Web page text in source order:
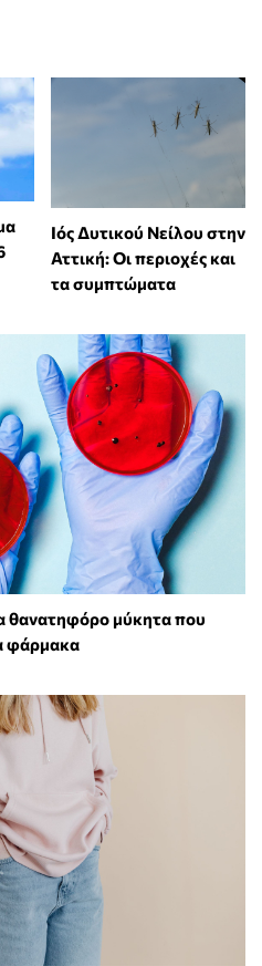
Ιός Δυτικού Νείλου στην
Αττική: Οι περιοχές και
τα συμπτώματα
θανατηφόρο μύκητα που
φάρμακα